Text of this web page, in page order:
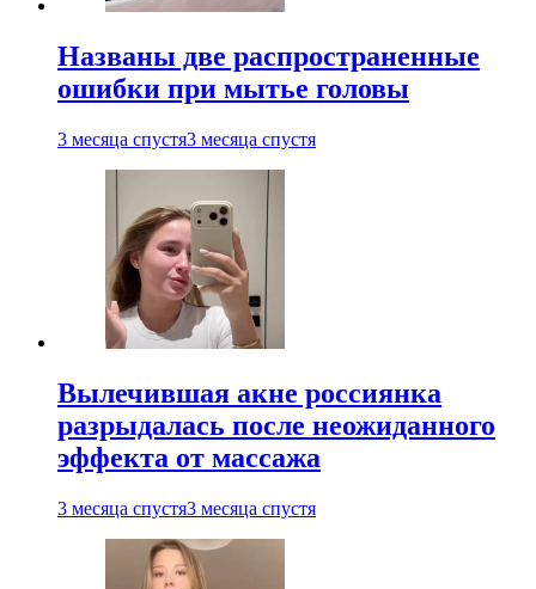
Названы две распространенные
ошибки при мытье головы
3 месяца спустя3 месяца спустя
Вылечившая акне россиянка
разрыдалась после неожиданного
эффекта от массажа
3 месяца спустя3 месяца спустя